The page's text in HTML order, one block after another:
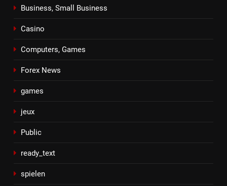
Business, Small Business
Casino
Computers, Games
Forex News
games
jeux
Public
ready_text
spielen